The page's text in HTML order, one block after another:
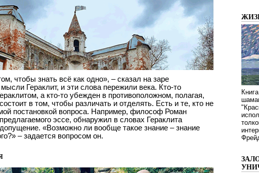
чтобы знать всё как одно», – сказал на заре
Гераклит, и эти слова пережили века. Кто-то
а кто-то убежден в противоположном, полагая,
в том, чтобы различать и отделять. Есть и те, кто не
постановкой вопроса. Например, философ Роман
эссе, обнаружил в словах Гераклита
«Возможно ли вообще такое знание – знание
– задается вопросом он.